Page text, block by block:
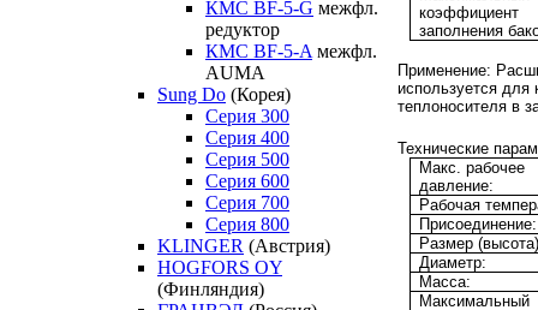
КМС BF-5-G межфл.
редуктор
КМС BF-5-A межфл.
AUMA
Sung Do (Корея)
Серия 300
Серия 400
Серия 500
Серия 600
Серия 700
Серия 800
KLINGER (Австрия)
HOGFORS OY
(Финляндия)
коэффициент
заполнения
Применение:
используется для
теплоносителя в
Технические
Макс. рабочее
давление:
Рабочая
Присоединение:
Размер
Диаметр:
Масса:
Максимальный